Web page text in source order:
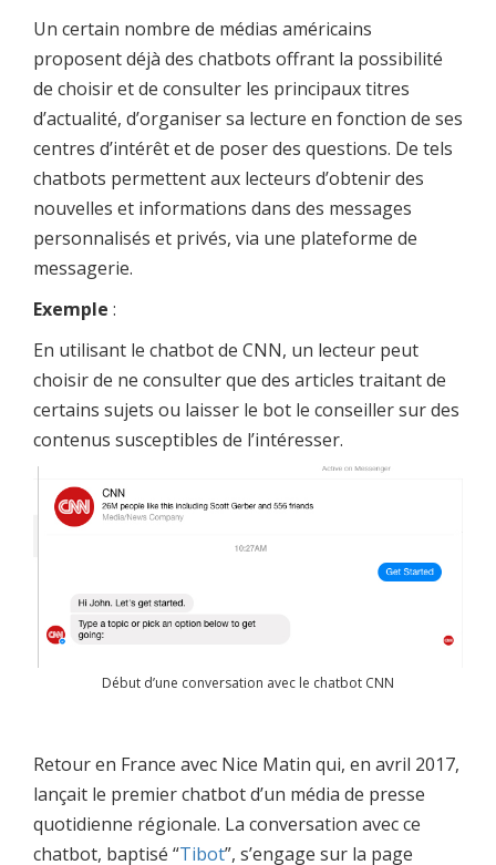
Un certain nombre de médias américains
proposent déjà des chatbots offrant la possibilité
de choisir et de consulter les principaux titres
d’actualité, d’organiser sa lecture en fonction de ses
centres d’intérêt et de poser des questions. De tels
chatbots permettent aux lecteurs d’obtenir des
nouvelles et informations dans des messages
personnalisés et privés, via une plateforme de
messagerie.
Exemple :
En utilisant le chatbot de CNN, un lecteur peut
choisir de ne consulter que des articles traitant de
certains sujets ou laisser le bot le conseiller sur des
contenus susceptibles de l’intéresser.
Début d’une conversation avec le chatbot CNN
Retour en France avec Nice Matin qui, en avril 2017,
lançait le premier chatbot d’un média de presse
quotidienne régionale. La conversation avec ce
chatbot, baptisé “Tibot”, s’engage sur la page